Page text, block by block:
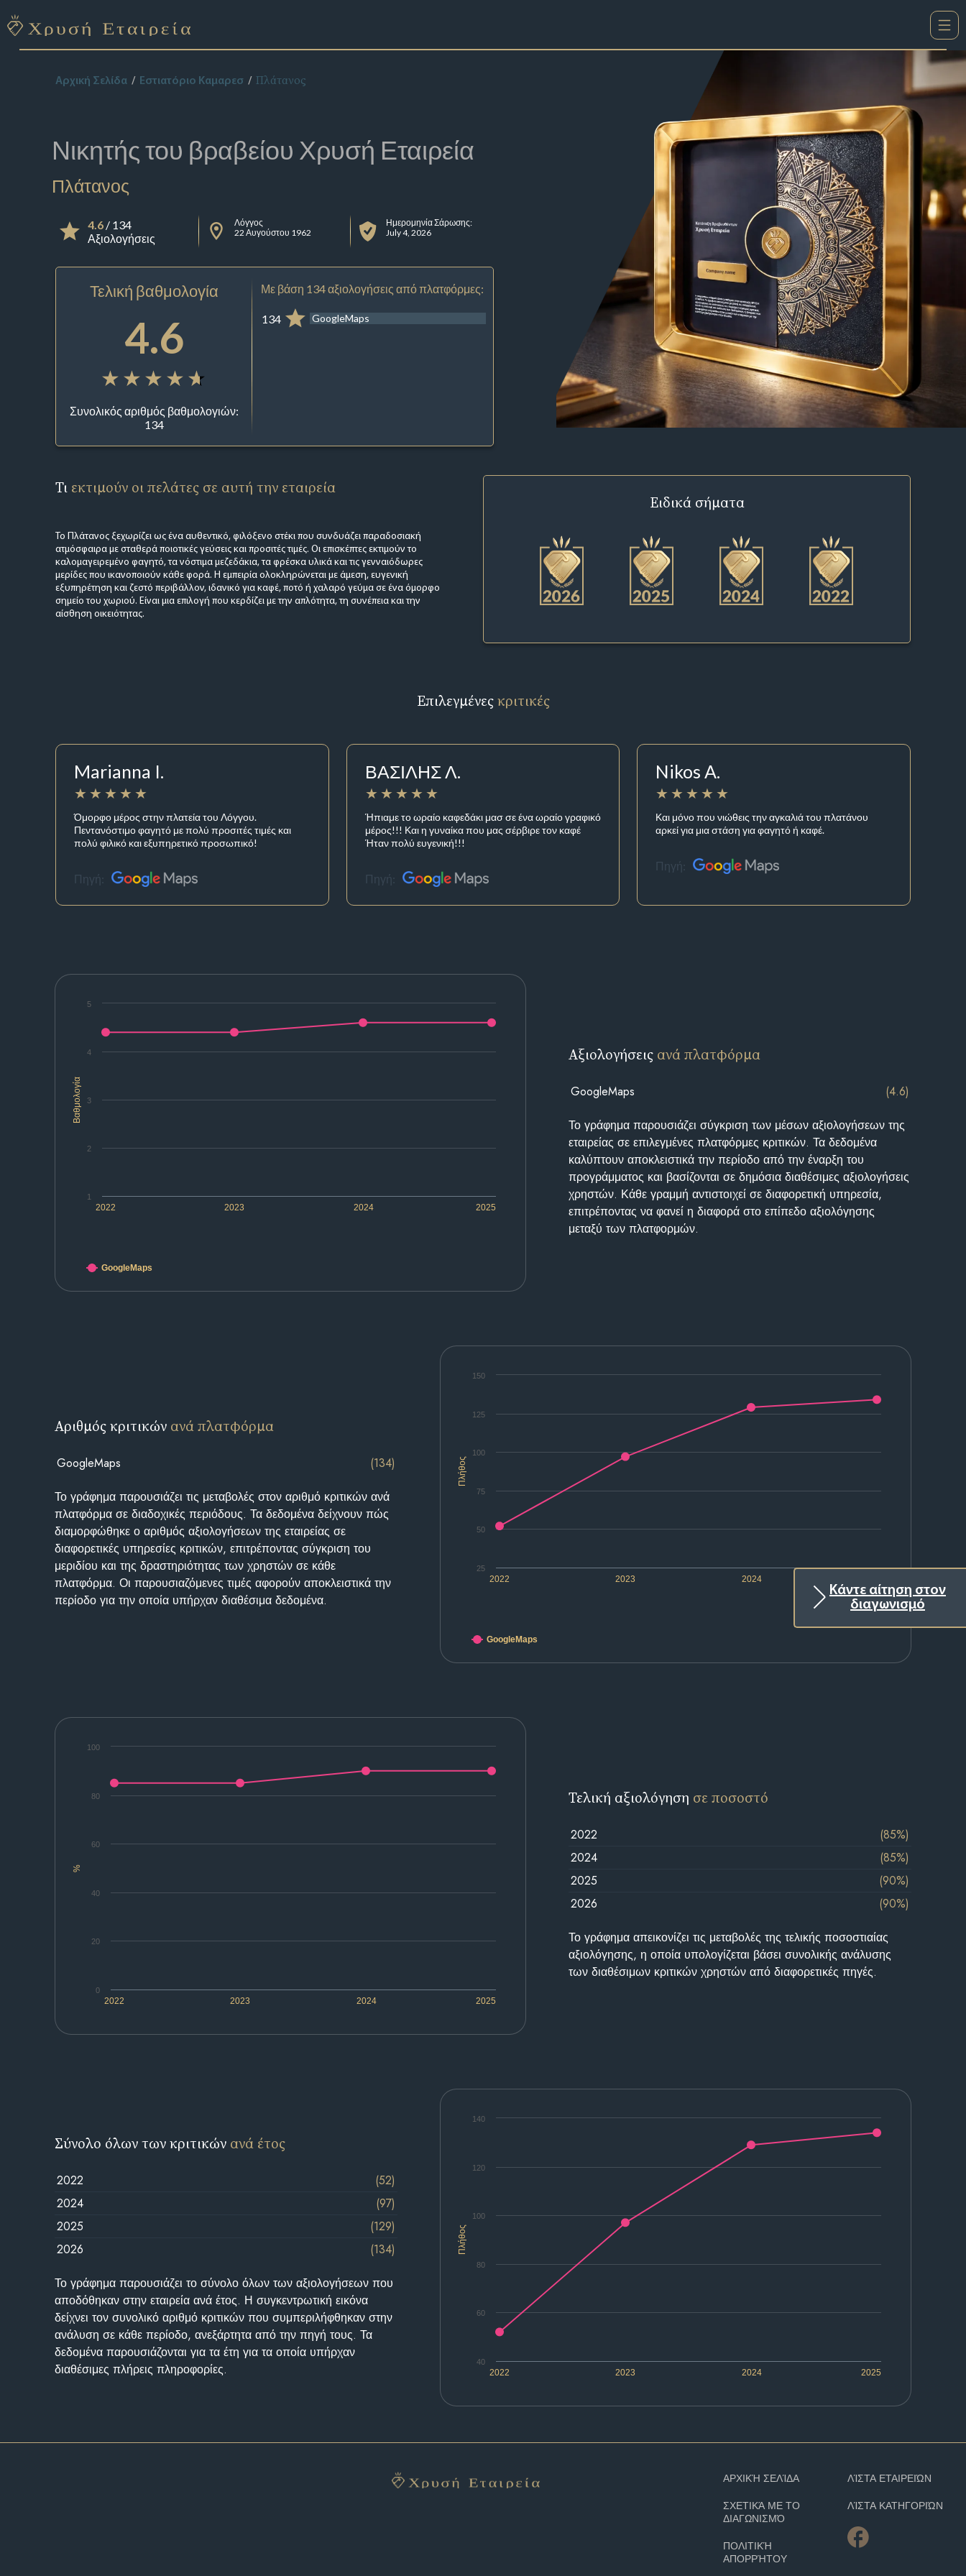
Κάντε αίτηση στον
διαγωνισμό
Αρχική Σελίδα Εστιατόριο Καμαρεσ Πλάτανος
Νικητής του βραβείου Χρυσή Εταιρεία
Πλάτανος
4.6/ 134
Αξιολογήσεις
Λόγγος
22 Αυγούστου 1962
Ημερομηνία Σάρωσης:
July 4, 2026
Τελική βαθμολογία
4.6
Συνολικός αριθμός βαθμολογιών:
134
Με βάση 134 αξιολογήσεις από πλατφόρμες:
134 GoogleMaps
Τι εκτιμούν οι πελάτες σε αυτή την εταιρεία
Το Πλάτανος ξεχωρίζει ως ένα αυθεντικό, φιλόξενο στέκι που συνδυάζει παραδοσιακή
ατμόσφαιρα με σταθερά ποιοτικές γεύσεις και προσιτές τιμές. Οι επισκέπτες εκτιμούν το
καλομαγειρεμένο φαγητό, τα νόστιμα μεζεδάκια, τα φρέσκα υλικά και τις γενναιόδωρες
μερίδες που ικανοποιούν κάθε φορά. Η εμπειρία ολοκληρώνεται με άμεση, ευγενική
εξυπηρέτηση και ζεστό περιβάλλον, ιδανικό για καφέ, ποτό ή χαλαρό γεύμα σε ένα όμορφο
σημείο του χωριού. Είναι μια επιλογή που κερδίζει με την απλότητα, τη συνέπεια και την
αίσθηση οικειότητας.
Ειδικά σήματα
Επιλεγμένεςκριτικές
Marianna I.
Όμορφο μέρος στην πλατεία του Λόγγου.
Πεντανόστιμο φαγητό με πολύ προσιτές τιμές και
πολύ φιλικό και εξυπηρετικό προσωπικό!
Πηγή:
ΒΑΣΙΛΗΣ Λ.
Ήπιαμε το ωραίο καφεδάκι μασ σε ένα ωραίο γραφικό
μέρος!!! Και η γυναίκα που μας σέρβιρε τον καφέ
Ήταν πολύ ευγενική!!!
Πηγή:
Nikos A.
Και μόνο που νιώθεις την αγκαλιά του πλατάνου
αρκεί για μια στάση για φαγητό ή καφέ.
Πηγή:
Βαθμολογία
2022 2023 2024 2025
1
2
3
4
5
GoogleMaps
Αξιολογήσεις ανά πλατφόρμα
GoogleMaps (4.6)
Το γράφημα παρουσιάζει σύγκριση των μέσων αξιολογήσεων της
εταιρείας σε επιλεγμένες πλατφόρμες κριτικών. Τα δεδομένα
καλύπτουν αποκλειστικά την περίοδο από την έναρξη του
προγράμματος και βασίζονται σε δημόσια διαθέσιμες αξιολογήσεις
χρηστών. Κάθε γραμμή αντιστοιχεί σε διαφορετική υπηρεσία,
επιτρέποντας να φανεί η διαφορά στο επίπεδο αξιολόγησης
μεταξύ των πλατφορμών.
Πλήθος
2022 2023 2024
100
25
50
75
125
150
GoogleMaps
Αριθμός κριτικών ανά πλατφόρμα
GoogleMaps (134)
Το γράφημα παρουσιάζει τις μεταβολές στον αριθμό κριτικών ανά
πλατφόρμα σε διαδοχικές περιόδους. Τα δεδομένα δείχνουν πώς
διαμορφώθηκε ο αριθμός αξιολογήσεων της εταιρείας σε
διαφορετικές υπηρεσίες κριτικών, επιτρέποντας σύγκριση του
μεριδίου και της δραστηριότητας των χρηστών σε κάθε
πλατφόρμα. Οι παρουσιαζόμενες τιμές αφορούν αποκλειστικά την
περίοδο για την οποία υπήρχαν διαθέσιμα δεδομένα.
%
2022 2023 2024 2025
0
20
40
60
80
100
Τελική αξιολόγηση σε ποσοστό
2022
(85%)
2024
(85%)
2025
(90%)
2026
(90%)
Το γράφημα απεικονίζει τις μεταβολές της τελικής ποσοστιαίας
αξιολόγησης, η οποία υπολογίζεται βάσει συνολικής ανάλυσης
των διαθέσιμων κριτικών χρηστών από διαφορετικές πηγές.
Πλήθος
2022 2023 2024 2025
40
60
80
100
120
140
Σύνολο όλων των κριτικών ανά έτος
2022
(52)
2024
(97)
2025
(129)
2026
(134)
Το γράφημα παρουσιάζει το σύνολο όλων των αξιολογήσεων που
αποδόθηκαν στην εταιρεία ανά έτος. Η συγκεντρωτική εικόνα
δείχνει τον συνολικό αριθμό κριτικών που συμπεριλήφθηκαν στην
ανάλυση σε κάθε περίοδο, ανεξάρτητα από την πηγή τους. Τα
δεδομένα παρουσιάζονται για τα έτη για τα οποία υπήρχαν
διαθέσιμες πλήρεις πληροφορίες.
ΑΡΧΙΚΉ ΣΕΛΊΔΑ
ΣΧΕΤΙΚΆ ΜΕ ΤΟ
ΔΙΑΓΩΝΙΣΜΌ
ΠΟΛΙΤΙΚΉ
ΑΠΟΡΡΉΤΟΥ
ΛΊΣΤΑ ΕΤΑΙΡΕΙΏΝ
ΛΊΣΤΑ ΚΑΤΗΓΟΡΙΏΝ